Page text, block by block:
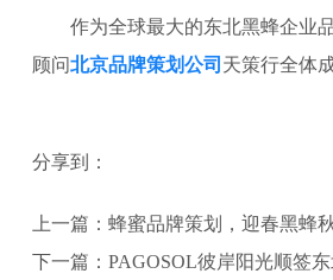
作为全球最大的东北黑蜂企业品
顾问北京品牌策划公司 天策行全体
分享到：
上一篇： 蜂蜜品牌策划，迎春黑蜂
下一篇： PAGOSOL彼岸阳光顺签